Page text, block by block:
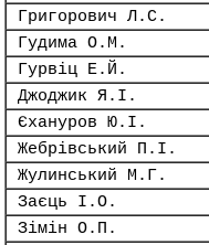
Григорович Л.С.
Гудима О.М.
Гурвіц Е.Й.
Джоджик Я.І.
Єхануров Ю.І.
Жебрівський П.І.
Жулинський М.Г.
Заєць І.О.
Зімін О.П.